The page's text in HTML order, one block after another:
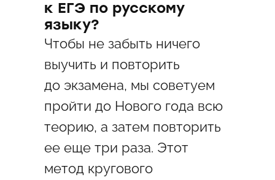
к ЕГЭ по русскому
языку?
Чтобы не забыть ничего
выучить и повторить
до экзамена, мы советуем
пройти до Нового года всю
теорию, а затем повторить
ее еще три раза. Этот
метод кругового